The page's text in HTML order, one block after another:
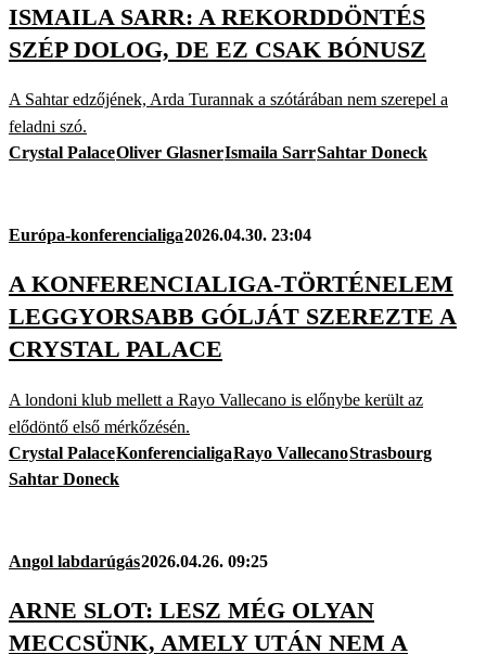
ISMAILA SARR: A REKORDDÖNTÉS
SZÉP DOLOG, DE EZ CSAK BÓNUSZ
A Sahtar edzőjének, Arda Turannak a szótárában nem szerepel a
feladni szó.
Crystal PalaceOliver GlasnerIsmaila SarrSahtar Doneck
Európa-konferencialiga2026.04.30. 23:04
A KONFERENCIALIGA-TÖRTÉNELEM
LEGGYORSABB GÓLJÁT SZEREZTE A
CRYSTAL PALACE
A londoni klub mellett a Rayo Vallecano is előnybe került az
elődöntő első mérkőzésén.
Crystal PalaceKonferencialigaRayo VallecanoStrasbourg
Sahtar Doneck
Angol labdarúgás2026.04.26. 09:25
ARNE SLOT: LESZ MÉG OLYAN
MECCSÜNK, AMELY UTÁN NEM A